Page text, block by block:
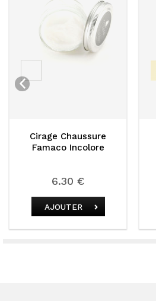
Cirage Chaussure
Famaco Incolore
6.30 €
AJOUTER